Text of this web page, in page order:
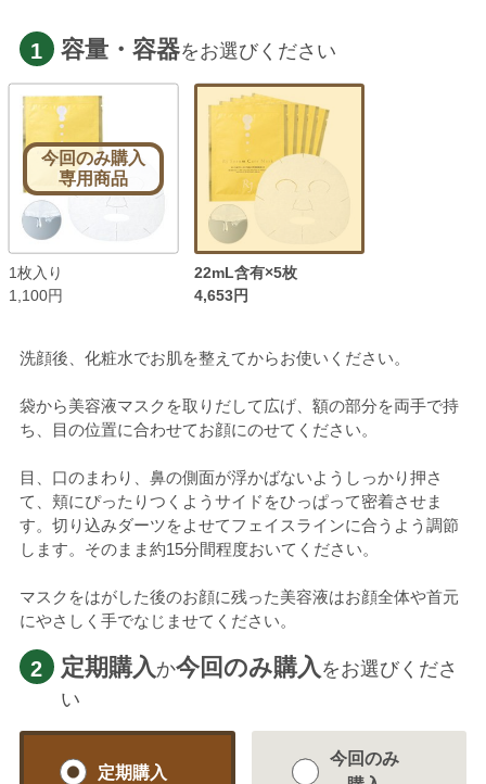
1 容量・容器をお選びください
今回のみ購入
専用商品
1枚入り
1,100円
22mL含有×5枚
4,653円
洗顔後、化粧水でお肌を整えてからお使いください。
袋から美容液マスクを取りだして広げ、額の部分を両手で持
ち、目の位置に合わせてお顔にのせてください。
目、口のまわり、鼻の側面が浮かばないようしっかり押さ
て、頬にぴったりつくようサイドをひっぱって密着させま
す。切り込みダーツをよせてフェイスラインに合うよう調節
します。そのまま約15分間程度おいてください。
マスクをはがした後のお顔に残った美容液はお顔全体や首元
にやさしく手でなじませてください。
2 定期購入 か今回のみ購入 をお選びくださ
い
定期購入
今回のみ